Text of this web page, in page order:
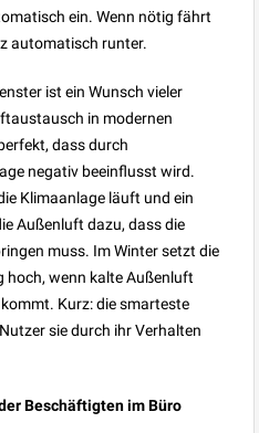
ein. Wenn nötig fährt
automatisch runter.
ist ein Wunsch vieler
in modernen
dass durch
negativ beeinflusst wird.
Klimaanlage läuft und ein
Außenluft dazu, dass die
muss. Im Winter setzt die
hoch, wenn kalte Außenluft
Kurz: die smarteste
sie durch ihr Verhalten
Beschäftigten im Büro